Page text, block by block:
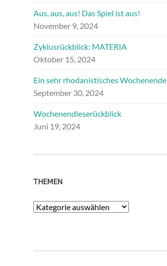
Aus, aus, aus! Das Spiel ist aus!
November 9, 2024
Zyklusrückblick: MATERIA
Oktober 15, 2024
Ein sehr rhodanistisches Wochenende
September 30, 2024
Wochenendleserückblick
Juni 19, 2024
THEMEN
Themen